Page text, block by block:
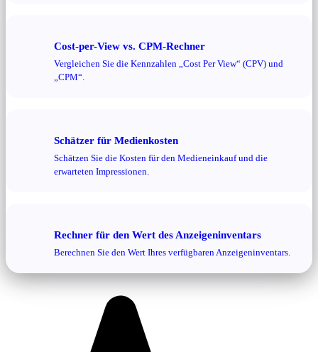
Cost-per-View vs. CPM-Rechner
Vergleichen Sie die Kennzahlen „Cost Per View“ (CPV) und
„CPM“.
Schätzer für Medienkosten
Schätzen Sie die Kosten für den Medieneinkauf und die
erwarteten Impressionen.
Rechner für den Wert des Anzeigeninventars
Berechnen Sie den Wert Ihres verfügbaren Anzeigeninventars.